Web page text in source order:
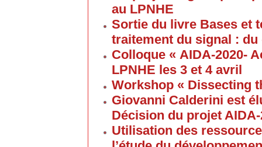
au LPNHE
Sortie du livre Bases et
traitement du signal :
Colloque « AIDA-2020-
LPNHE les 3 et 4 avril
Workshop « Dissecting
Giovanni Calderini est
Décision du projet AIDA-
Utilisation des